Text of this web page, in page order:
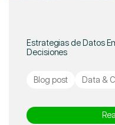
Estrategias de Datos
Decisiones
Blog post Data &